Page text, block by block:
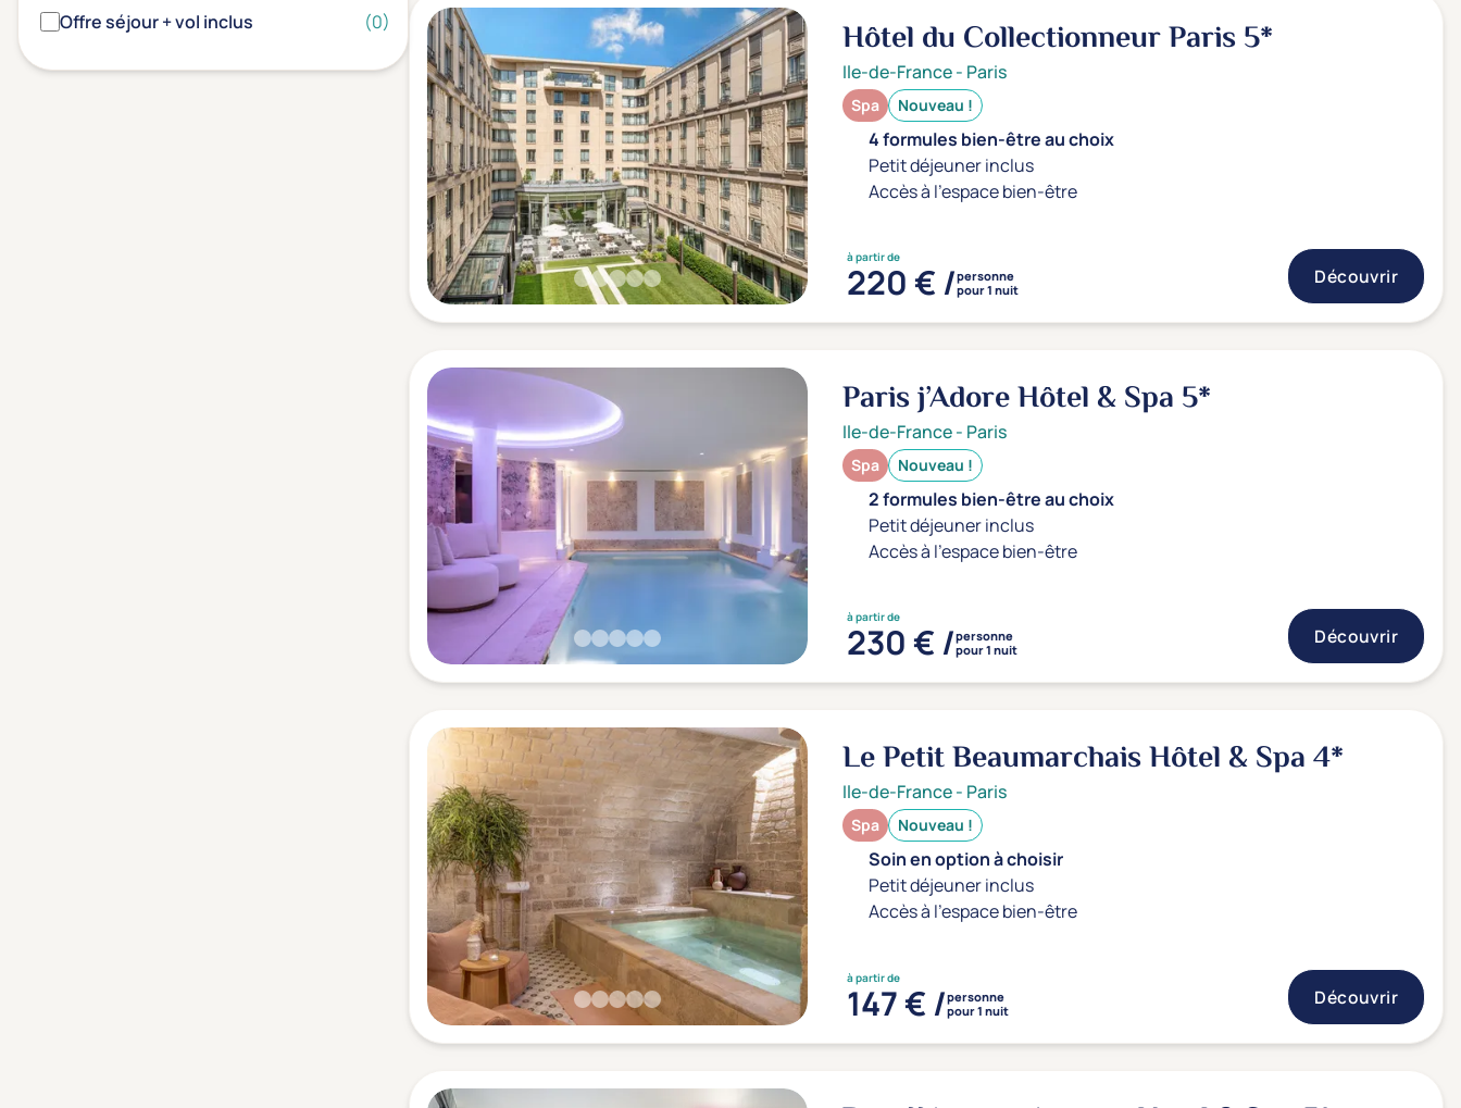
Offre séjour + vol inclus
(0) Hôtel du Collectionneur Paris5*
Ile-de-France- Paris
Spa Nouveau !
4 formules bien-être au choix
Petit déjeuner inclus
Accès à l'espace bien-être
à partir de
220 € /personne
pour 1 nuit
Découvrir
Paris j’Adore Hôtel & Spa 5*
Ile-de-France- Paris
Spa Nouveau !
2 formules bien-être au choix
Petit déjeuner inclus
Accès à l'espace bien-être
à partir de
230 € /personne
pour 1 nuit
Découvrir
Le Petit Beaumarchais Hôtel & Spa4*
Ile-de-France- Paris
Spa Nouveau !
Soin en option à choisir
Petit déjeuner inclus
Accès à l'espace bien-être
à partir de
147 € /personne
pour 1 nuit
Découvrir